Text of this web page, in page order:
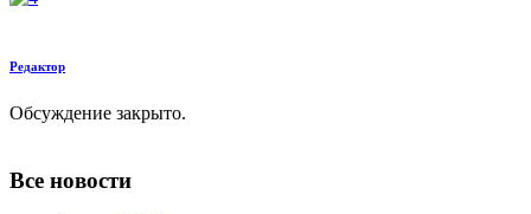
Редактор
Обсуждение закрыто.
Все новости